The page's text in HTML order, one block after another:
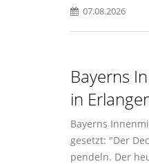
07.08.2026
Bayerns
in
Bayerns
gesetzt: "Der
pendeln. Der